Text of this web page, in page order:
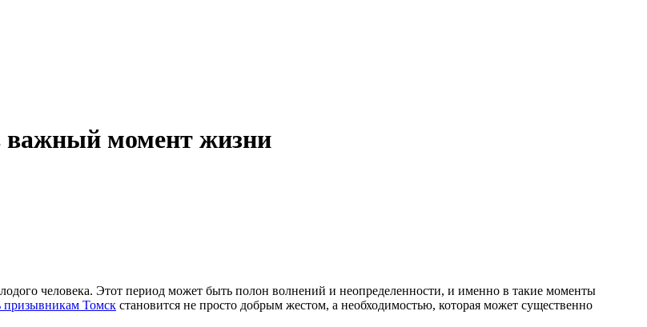
момент жизни
человека. Этот период может быть полон волнений и неопределенности, и именно в такие моменты
Томск становится не просто добрым жестом, а необходимостью, которая может существенно